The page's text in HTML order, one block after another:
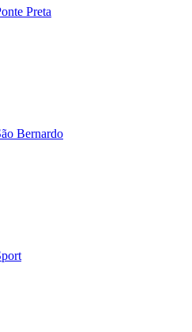
Preta
Bernardo